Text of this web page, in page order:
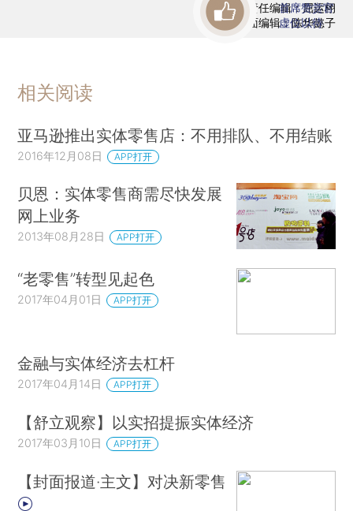
责任编辑：屈运栩
版面编辑：陈华懿子
首席赞赏官
虚位以待
相关阅读
亚马逊推出实体零售店：不用排队、不用结账
2016年12月08日 APP打开
贝恩：实体零售商需尽快发展
网上业务
2013年08月28日 APP打开
“老零售”转型见起色
2017年04月01日 APP打开
金融与实体经济去杠杆
2017年04月14日 APP打开
【舒立观察】以实招提振实体经济
2017年03月10日 APP打开
【封面报道·主文】对决新零售